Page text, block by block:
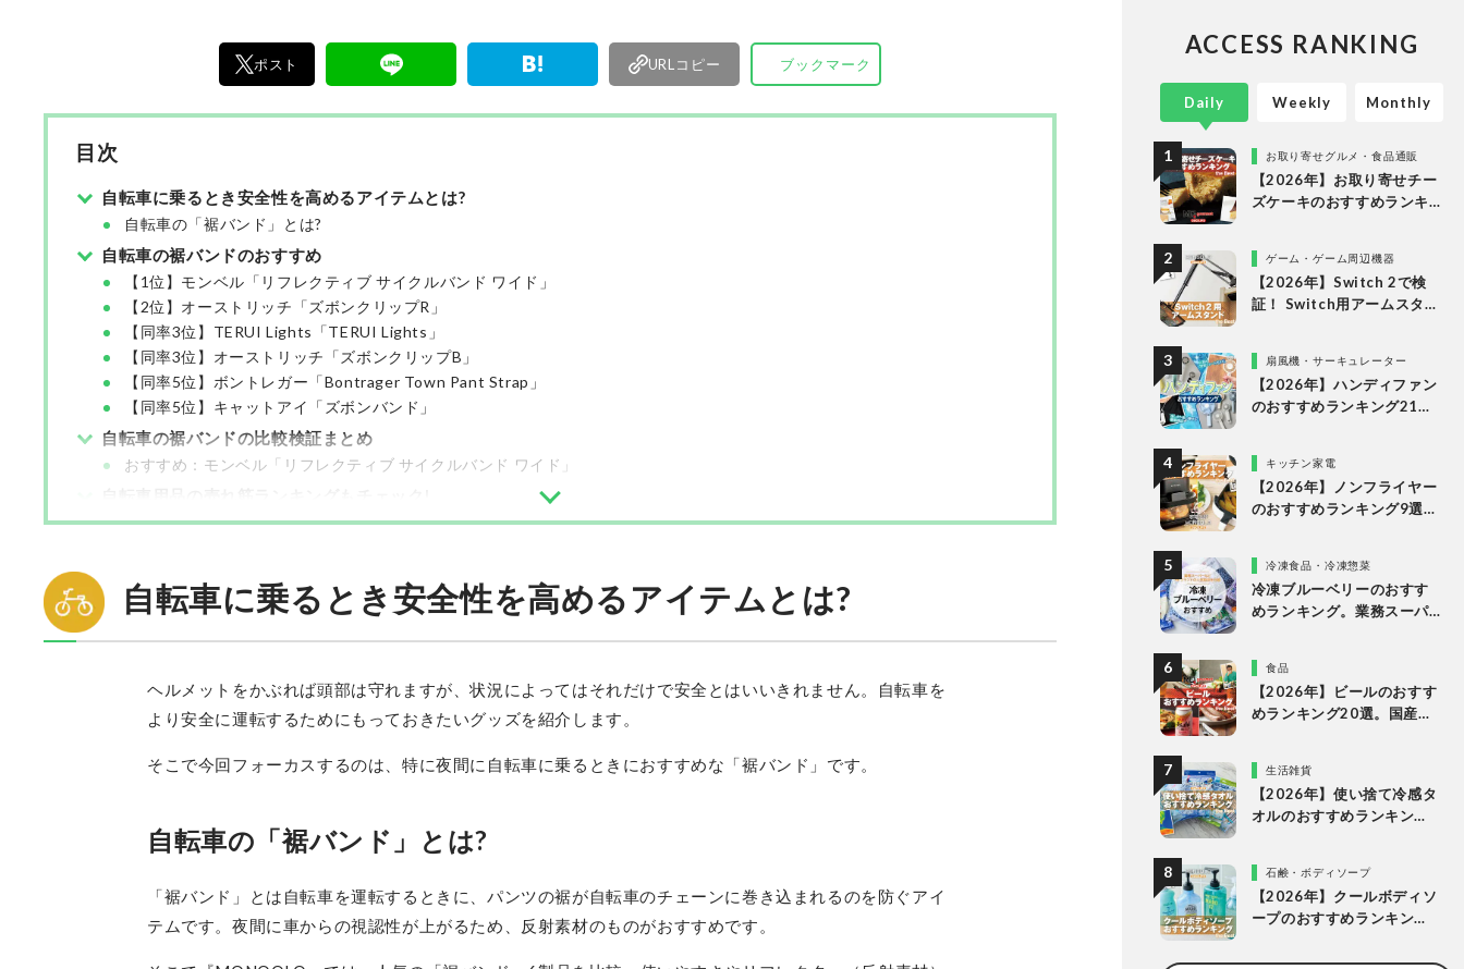
ポスト URLコピー ブックマーク
目次
自転車に乗るとき安全性を高めるアイテムとは?
自転車の「裾バンド」とは?
自転車の裾バンドのおすすめ
【1位】モンベル「リフレクティブ サイクルバンド ワイド」
【2位】オーストリッチ「ズボンクリップR」
【同率3位】TERUI Lights「TERUI Lights」
【同率3位】オーストリッチ「ズボンクリップB」
【同率5位】ボントレガー「Bontrager Town Pant Strap」
【同率5位】キャットアイ「ズボンバンド」
自転車の裾バンドの比較検証まとめ
おすすめ：モンベル「リフレクティブ サイクルバンド ワイド」
自転車に乗るとき安全性を高めるアイテムとは?
ヘルメットをかぶれば頭部は守れますが、状況によってはそれだけで安全とはいいきれません。自転車を
より安全に運転するためにもっておきたいグッズを紹介します。
そこで今回フォーカスするのは、特に夜間に自転車に乗るときにおすすめな「裾バンド」です。
自転車の「裾バンド」とは?
「裾バンド」とは自転車を運転するときに、パンツの裾が自転車のチェーンに巻き込まれるのを防ぐアイ
テムです。夜間に車からの視認性が上がるため、反射素材のものがおすすめです。
ACCESS RANKING
Daily
お取り寄せグルメ・食品通販
【2026年】お取り寄せチー
ズケーキのおすすめランキ
ゲーム・ゲーム周辺機器
【2026年】Switch 2で検
証！ Switch用アームスタン
扇風機・サーキュレーター
【2026年】ハンディファン
のおすすめランキング21
比較キッチン家電
【2026年】ノンフライヤー
のおすすめランキング9選。
冷凍食品・冷凍惣菜
冷凍ブルーベリーのおすす
めランキング。業務スーパ
食品
【2026年】ビールのおすす
めランキング20選。国産の
生活雑貨
【2026年】使い捨て冷感タ
オルのおすすめランキン
石鹸・ボディソープ
【2026年】クールボディソ
ープのおすすめランキン
買える人気製品を比較
Weekly Monthly